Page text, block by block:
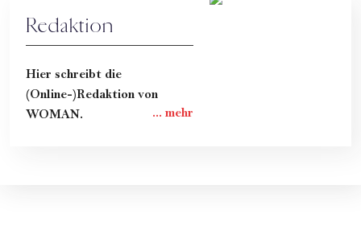
Redaktion
Hier schreibt die
(Online-)Redaktion von
WOMAN.